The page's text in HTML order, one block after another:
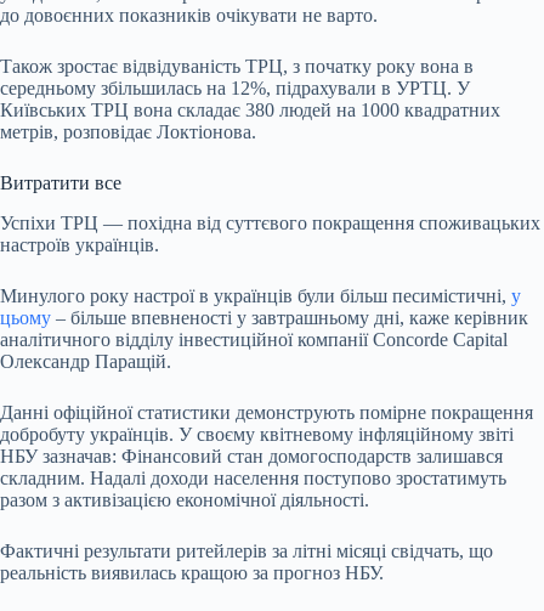
до довоєнних показників очікувати не варто.
Також зростає відвідуваність ТРЦ, з початку року вона в
середньому збільшилась на 12%, підрахували в УРТЦ. У
Київських ТРЦ вона складає 380 людей на 1000 квадратних
метрів, розповідає Локтіонова.
Витратити все
Успіхи ТРЦ — похідна від суттєвого покращення споживацьких
настроїв українців.
Минулого року настрої в українців були більш песимістичні, у
цьому – більше впевненості у завтрашньому дні, каже керівник
аналітичного відділу інвестиційної компанії Concorde Capital
Олександр Паращій.
Данні офіційної статистики демонструють помірне покращення
добробуту українців. У своєму квітневому інфляційному звіті
НБУ зазначав: Фінансовий стан домогосподарств залишався
складним. Надалі доходи населення поступово зростатимуть
разом з активізацією економічної діяльності.
Фактичні результати ритейлерів за літні місяці свідчать, що
реальність виявилась кращою за прогноз НБУ.